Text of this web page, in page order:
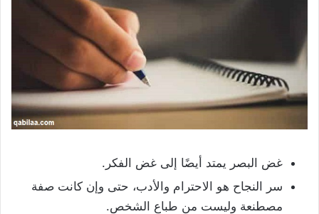
غض البصر يمتد أيضًا إلى غض الفكر.
سر النجاح هو الاحترام والأدب، حتى وإن كانت صفة
مصطنعة وليست من طباع الشخص.